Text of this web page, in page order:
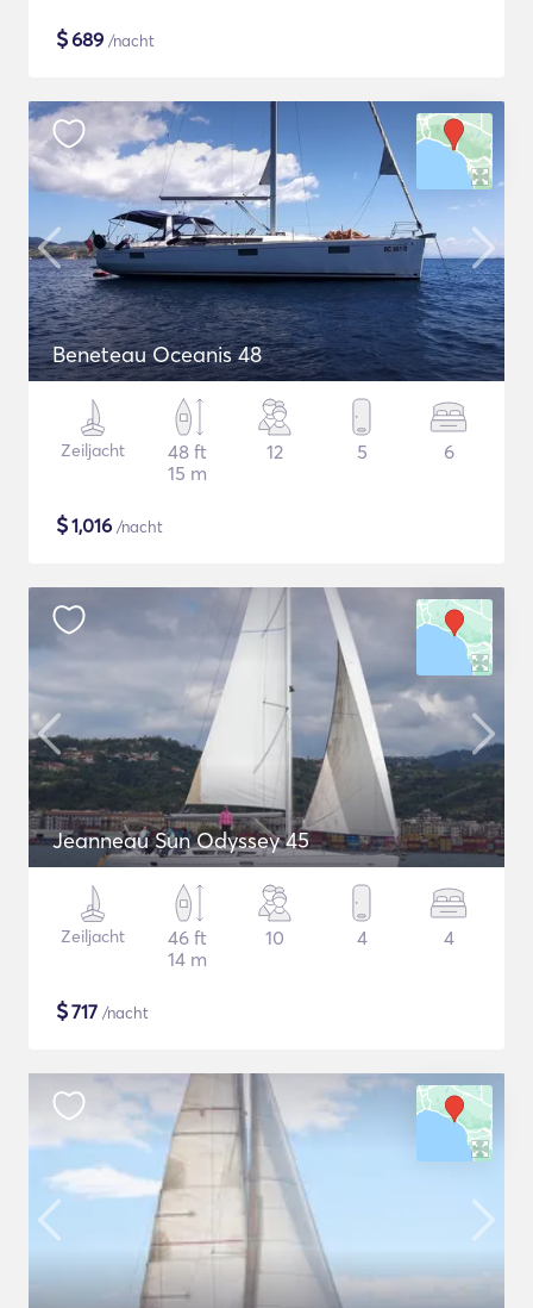
$689 /nacht
Beneteau Oceanis 48
Zeiljacht
48 ft
15 m
12 5 6
$1,016 /nacht
Jeanneau Sun Odyssey 45
Zeiljacht
46 ft
14 m
10 4 4
$717 /nacht